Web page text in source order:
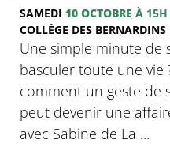
SAMEDI 10 OCTOBRE À 15H
COLLÈGE DES BERNARDINS
Une simple minute de
basculer toute une vie
comment un geste de
peut devenir une
avec Sabine de La ...